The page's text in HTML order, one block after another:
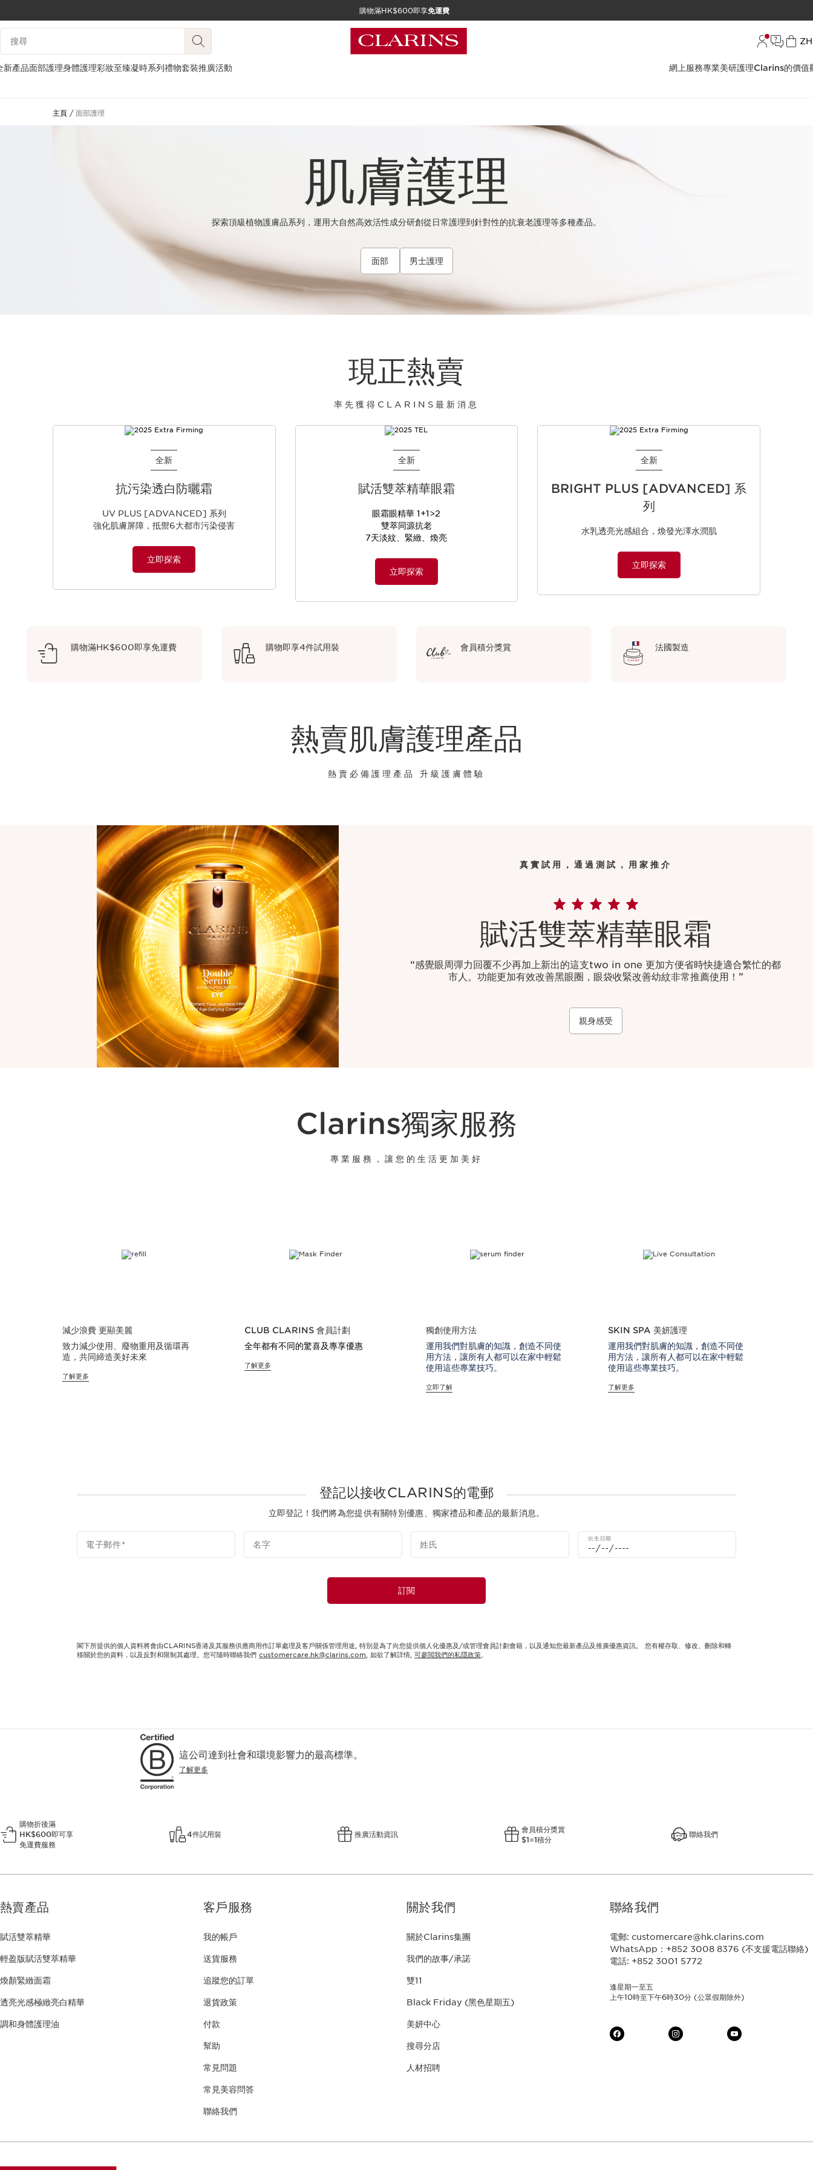
跳至內容
購物滿HK$600即享免運費
搜尋內容說明
語言
ZH
新產品面部護理身體護理彩妝至臻凝時系列禮物套裝推廣活動 網上服務專業美研護理Clarins的價值
主頁 面部護理
肌膚護理
探索頂級植物護膚品系列，運用大自然高效活性成分研創從日常護理到針對性的抗衰老護理等多種產品。
面部 男士護理
現正熱賣
率先獲得CLARINS最新消息
全新
抗污染透白防曬霜
UV PLUS [ADVANCED] 系列
強化肌膚屏障，抵禦6大都市污染侵害
立即探索
全新
賦活雙萃精華眼霜
眼霜眼精華 1+1>2
雙萃同源抗老
7天淡紋、緊緻、煥亮
立即探索
全新
BRIGHT PLUS [ADVANCED] 系
列
水乳透亮光感組合，煥發光澤水潤肌
立即探索
購物滿HK$600即享免運費 購物即享4件試用裝 會員積分獎賞 法國製造
熱賣肌膚護理產品
熱賣必備護理產品 升級護膚體驗
真實試用，通過測試，用家推介
賦活雙萃精華眼霜
“感覺眼周彈力回覆不少再加上新出的這支two in one 更加方便省時快捷適合繁忙的都
市人。功能更加有效改善黑眼圈，眼袋收緊改善幼紋非常推薦使用！ ”
親身感受
Clarins獨家服務
專業服務，讓您的生活更加美好
減少浪費 更顯美麗
致力減少使用、廢物重用及循環再
造，共同締造美好未來
了解更多
CLUB CLARINS 會員計劃
全年都有不同的驚喜及專享優惠
了解更多
獨創使用方法
運用我們對肌膚的知識，創造不同使
用方法，讓所有人都可以在家中輕鬆
使用這些專業技巧。
立即了解
SKIN SPA 美妍護理
運用我們對肌膚的知識，創造不同使
用方法，讓所有人都可以在家中輕鬆
使用這些專業技巧。
了解更多
登記以接收CLARINS的電郵
立即登記！我們將為您提供有關特別優惠、獨家禮品和產品的最新消息。
電子郵件* 名字 姓氏
出生日期
訂閱
閣下所提供的個人資料將會由CLARINS香港及其服務供應商用作訂單處理及客戶關係管理用途, 特別是為了向您提供個人化優惠及/或管理會員計劃會籍，以及通知您最新產品及推廣優惠資訊。 您有權存取、修改、刪除和轉
移關於您的資料，以及反對和限制其處理。您可隨時聯絡我們 customercare.hk@clarins.com, 如欲了解詳情, 可參閲我們的私隱政策。
這公司達到社會和環境影響力的最高標準。
了解更多
購物折後滿
HK$600即可享
免運費服務
4件試用裝 推廣活動資訊
會員積分獎賞
$1=1積分
聯絡我們
熱賣產品
賦活雙萃精華
輕盈版賦活雙萃精華
煥顏緊緻面霜
透亮光感極緻亮白精華
調和身體護理油
客戶服務
我的帳戶
送貨服務
追蹤您的訂單
退貨政策
付款
幫助
常見問題
常見美容問答
聯絡我們
關於我們
關於Clarins集團
我們的故事/承諾
雙11
Black Friday (黑色星期五)
美妍中心
搜尋分店
人材招聘
聯絡我們
電郵: customercare@hk.clarins.com
WhatsApp：+852 3008 8376 (不支援電話聯絡)
電話: +852 3001 5772
逢星期一至五
上午10時至下午6時30分 (公眾假期除外)